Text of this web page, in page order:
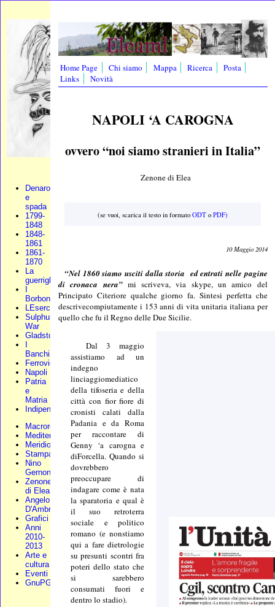
Denaro
e
spada
1799-
1848
1848-
1861
1861-
1870
La
guerriglia
Borbone
LEsercito
Sulphur
War
Gladstone
Banchi
Ferrovie
Napoli
Patria
e
Matria
Indipendenza
Macroregione
Mediterraneo
Meridionali
Stampa
Nino
Gernone
Zenone
di Elea
Angelo
D'Ambra
Grafici
Anni
2010-
2013
Arte e
cultura
Eventi
GnuPG
Home Page Chi siamo Mappa Ricerca
Posta
Links
Novità
NAPOLI ‘A CAROGNA
ovvero “noi siamo stranieri in Italia”
Zenone di Elea
(se vuoi, scarica il testo in formatoODT oPDF)
10 Maggio 2014
“Nel 1860 siamo usciti dalla storia ed entrati nelle pagine
di cronaca nera”mi scriveva, via skype, un amico del
Principato Citeriore qualche giorno fa. Sintesi perfetta che
descrivecompiutamente i 153 anni di vita unitaria italiana per
quello che fu il Regno delle Due Sicilie.
Dal 3 maggio
assistiamo ad un
indegno
linciaggiomediatico
della tifoseria e della
città con fior fiore di
cronisti calati dalla
Padania e da Roma
per raccontare di
Genny ‘a carogna e
diForcella. Quando si
dovrebbero
preoccupare di
indagare come è nata
la sparatoria e qual è
il suo retroterra
sociale e politico
romano (e nonstiamo
qui a fare dietrologie
su presunti scontri fra
poteri dello stato che
si sarebbero
consumati fuori e
dentro lo stadio).